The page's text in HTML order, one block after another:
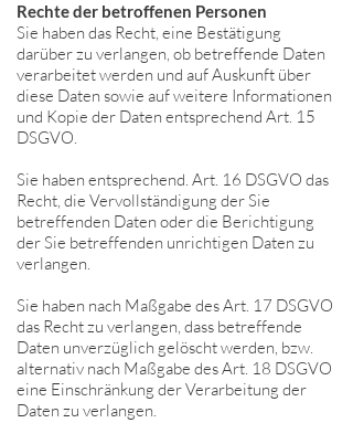
Rechte der betroffenen Personen
Sie haben das Recht, eine Bestätigung
darüber zu verlangen, ob betreffende Daten
verarbeitet werden und auf Auskunft über
diese Daten sowie auf weitere Informationen
und Kopie der Daten entsprechend Art. 15
DSGVO.
Sie haben entsprechend. Art. 16 DSGVO das
Recht, die Vervollständigung der Sie
betreffenden Daten oder die Berichtigung
der Sie betreffenden unrichtigen Daten zu
verlangen.
Sie haben nach Maßgabe des Art. 17 DSGVO
das Recht zu verlangen, dass betreffende
Daten unverzüglich gelöscht werden, bzw.
alternativ nach Maßgabe des Art. 18 DSGVO
eine Einschränkung der Verarbeitung der
Daten zu verlangen.